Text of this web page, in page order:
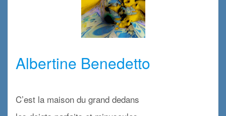
Albertine Benedetto
C’est la maison du grand dedans